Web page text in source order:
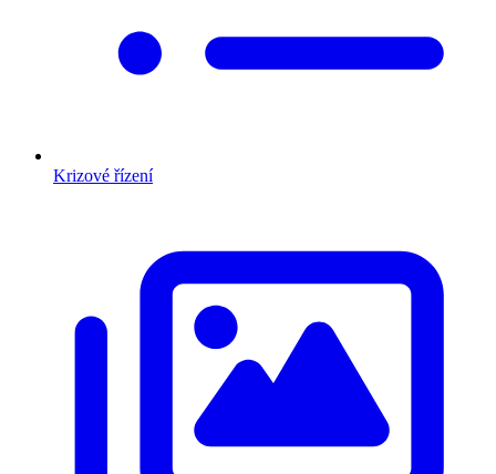
Krizové řízení